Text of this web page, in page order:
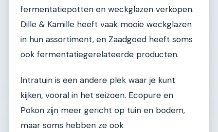
fermentatiepotten en weckglazen verkopen.
Dille & Kamille heeft vaak mooie weckglazen
in hun assortiment, en Zaadgoed heeft soms
ook fermentatiegerelateerde producten.
Intratuin is een andere plek waar je kunt
kijken, vooral in het seizoen. Ecopure en
Pokon zijn meer gericht op tuin en bodem,
maar soms hebben ze ook